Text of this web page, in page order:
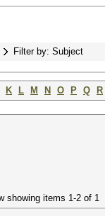
Filter by: Subject
K L M N O P Q
R
showing items 1-2 of 1